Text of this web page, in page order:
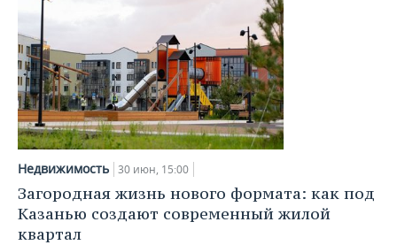
Недвижимость 30 июн, 15:00
Загородная жизнь нового формата: как под
Казанью создают современный жилой
квартал